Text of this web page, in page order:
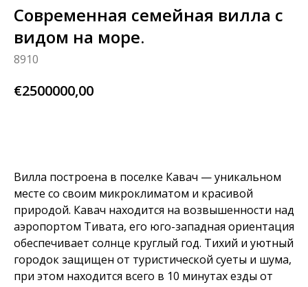
Современная семейная вилла с
видом на море.
8910
€2500000,00
Вилла построена в поселке Кавач — уникальном
месте со своим микроклиматом и красивой
природой. Кавач находится на возвышенности над
аэропортом Тивата, его юго-западная ориентация
обеспечивает солнце круглый год. Тихий и уютный
городок защищен от туристической суеты и шума,
при этом находится всего в 10 минутах езды от